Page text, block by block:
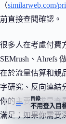
（similarweb.com/
前直接查閱確認。
很多人在考慮付費
SEMrush、Ahrefs
在於流量估算和競
字研究、反向連結
你的主要需求是查
滿足；如果你需要
目錄
不用登入目